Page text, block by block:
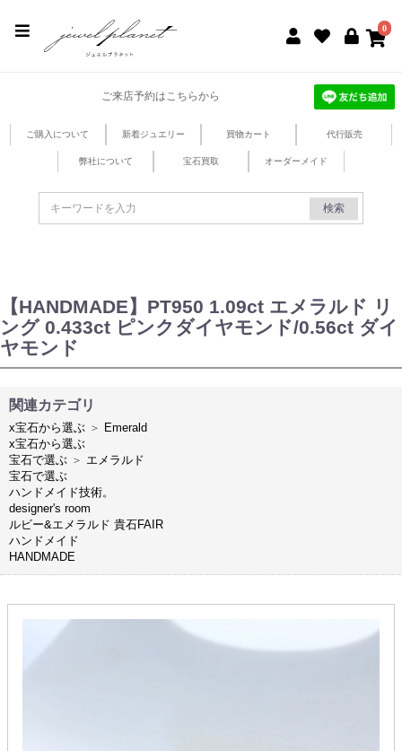
0
ご来店予約はこちらから
ご購入について 新着ジュエリー 買物カート 代行販売
弊社について 宝石買取 オーダーメイド
検索
【HANDMADE】PT950 1.09ct エメラルド リ
ング 0.433ct ピンクダイヤモンド/0.56ct ダイ
ヤモンド
関連カテゴリ
x宝石から選ぶ ＞ Emerald
x宝石から選ぶ
宝石で選ぶ ＞ エメラルド
宝石で選ぶ
ハンドメイド技術。
designer's room
ルビー&エメラルド 貴石FAIR
ハンドメイド
HANDMADE